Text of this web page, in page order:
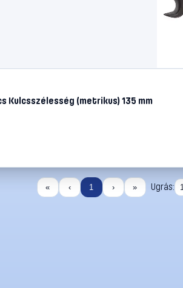
Kulcsszélesség (metrikus) 135 mm
« ‹ 1 › » Ugrás: